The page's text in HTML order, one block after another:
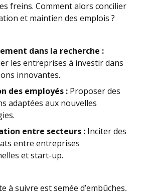
freins. Comment alors concilier
et maintien des emplois ?
dans la recherche :
les entreprises à investir dans
innovantes.
des employés : Proposer des
adaptées aux nouvelles
entre secteurs : Inciter des
entre entreprises
et start-up.
à suivre est semée d’embûches,